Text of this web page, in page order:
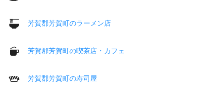
芳賀郡芳賀町のラーメン店
芳賀郡芳賀町の喫茶店・カフェ
芳賀郡芳賀町の寿司屋